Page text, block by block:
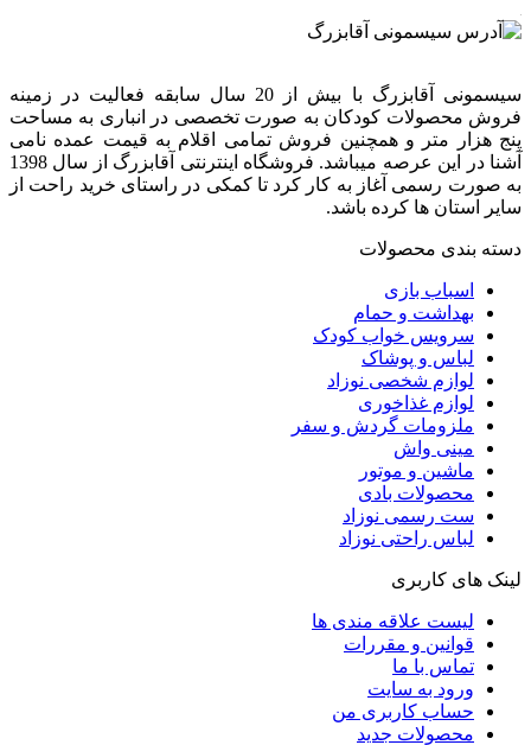
سیسمونی آقابزرگ با بیش از 20 سال سابقه فعالیت در زمینه
فروش محصولات کودکان به صورت تخصصی در انباری به مساحت
پنج هزار متر و همچنین فروش تمامی اقلام به قیمت عمده نامی
آشنا در این عرصه میباشد. فروشگاه اینترنتی آقابزرگ از سال 1398
به صورت رسمی آغاز به کار کرد تا کمکی در راستای خرید راحت از
سایر استان ها کرده باشد.
دسته بندی محصولات
اسباب بازی
بهداشت و حمام
سرویس خواب کودک
لباس و پوشاک
لوازم شخصی نوزاد
لوازم غذاخوری
ملزومات گردش و سفر
مینی واش
ماشین و موتور
محصولات بادی
ست رسمی نوزاد
لباس راحتی نوزاد
لینک های کاربری
لیست علاقه مندی ها
قوانین و مقررات
تماس با ما
ورود به سایت
حساب کاربری من
محصولات جدید